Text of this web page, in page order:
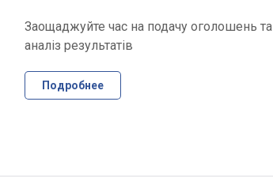
Заощаджуйте час на подачу оголошень та
аналіз результатів
Подробнее